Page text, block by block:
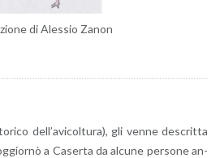
di Ales­sio Zanon
del­l’a­vi­col­tu­ra), gli venne de­scrit­ta
a Ca­ser­ta da al­cu­ne per­so­ne an­